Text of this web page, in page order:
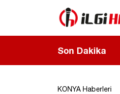
Son Dakika
KONYA Haberleri